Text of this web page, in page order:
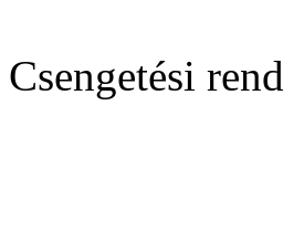
Csengetési rend